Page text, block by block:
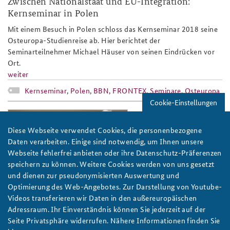
Anfahrt
Freundeskreis
Deutsches Forum Sicherheitspolitik
Arbeitskreis "Junge Sicherheitspolitiker"
Das Sicherheitspolitische Gespräch an der BAKS
Studierendenkonferenz Sicherheitspolitik gestalten
Newsletter-Archiv
Kernseminar in Polen
Mit einem Besuch in Polen schloss das Kernseminar 2018 seine
Osteuropa-Studienreise ab. Hier berichtet der
Seminarteilnehmer Michael Häuser von seinen Eindrücken vor
Ort.
weiter
Kernseminar, Polen, BBN, FRONTEX,Seminare,Osteuropa
Foto: BBN
„Weimar“ zeigt Flagge
Am 1. und 2. Juli sprachen Vertreter der wichtigsten
Cookie-Einstellungen
Diese Webseite verwendet Cookies, die personenbezogene
Daten verarbeiten. Einige sind notwendig, um Ihnen unsere
Webseite fehlerfrei anbieten oder ihre Datenschutz-Präferenzen
speichern zu können. Weitere Cookies werden von uns gesetzt
und dienen zur pseudonymisierten Auswertung und
Optimierung des Web-Angebotes. Zur Darstellung von Youtube-
Videos transferieren wir Daten in den außereuropäischen
Adressraum. Ihr Einverständnis können Sie jederzeit auf der
Seite Privatsphäre widerrufen. Nähere Informationen finden Sie